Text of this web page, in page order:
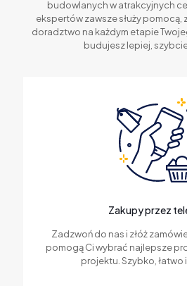
budowlanych w atrakcyjnych
ekspertów zawsze służy
doradztwo na każdym etapie
budujesz lepiej,
Zakupy przez
Zadzwoń do nas i złóż
pomogą Ci wybrać najlepsze
projektu. Szybko, łatwo